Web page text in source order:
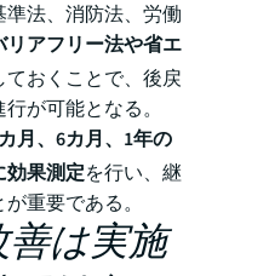
法、消防法、労働
リアフリー法や省エ
ておくことで、後戻
が可能となる。
月、6カ月、1年の
効果測定を行い、継
重要である。
は実施